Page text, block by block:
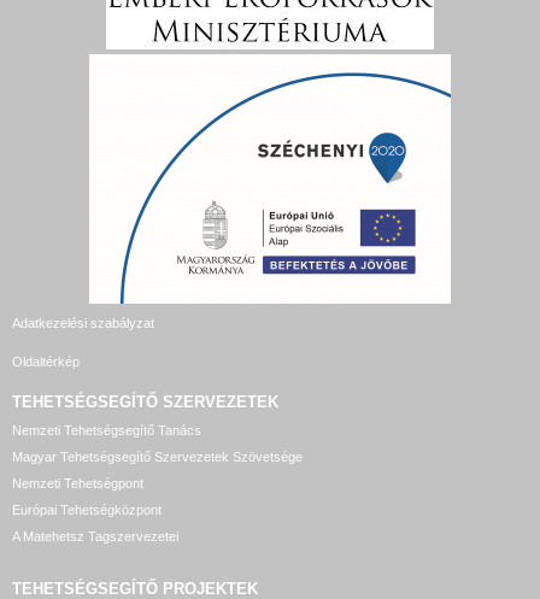
Adatkezelési szabályzat
Oldaltérkép
TEHETSÉGSEGÍTŐ SZERVEZETEK
Nemzeti Tehetségsegítő Tanács
Magyar Tehetségsegítő Szervezetek Szövetsége
Nemzeti Tehetségpont
Európai Tehetségközpont
A Matehetsz Tagszervezetei
TEHETSÉGSEGÍTŐ PROJEKTEK